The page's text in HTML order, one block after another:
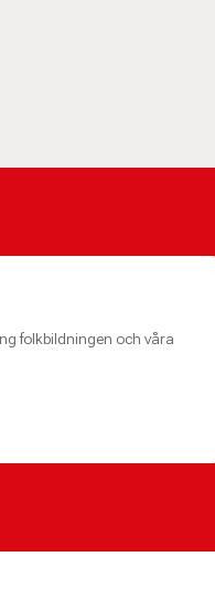
folkbildningen och våra